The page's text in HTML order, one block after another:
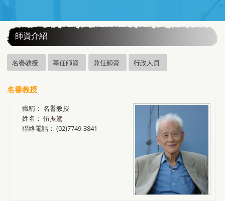
師資介紹
名譽教授 專任師資 兼任師資 行政人員
名譽教授
職稱： 名譽教授
姓名： 伍振鷟
聯絡電話： (02)7749-3841